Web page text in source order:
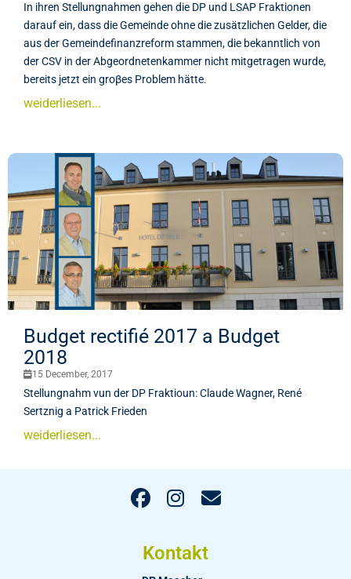
In ihren Stellungnahmen gehen die DP und LSAP Fraktionen
darauf ein, dass die Gemeinde ohne die zusätzlichen Gelder, die
aus der Gemeindefinanzreform stammen, die bekanntlich von
der CSV in der Abgeordnetenkammer nicht mitgetragen wurde,
bereits jetzt ein groβes Problem hätte.
weiderliesen...
Budget rectifié 2017 a Budget
2018
15 December, 2017
Stellungnahm vun der DP Fraktioun: Claude Wagner, René
Sertznig a Patrick Frieden
weiderliesen...
Kontakt